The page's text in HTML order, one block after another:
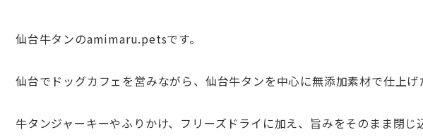
仙台牛タンのamimaru.petsです。
仙台でドッグカフェを営みながら、 仙台牛タンを中心に無添加素材で仕上げ
牛タンジャーキーやふりかけ、フリーズドライに加え、 旨みをそのまま閉じ